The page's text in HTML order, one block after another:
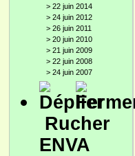
> 22 juin 2014
> 24 juin 2012
> 26 juin 2011
> 20 juin 2010
> 21 juin 2009
> 22 juin 2008
> 24 juin 2007
Rucher
ENVA